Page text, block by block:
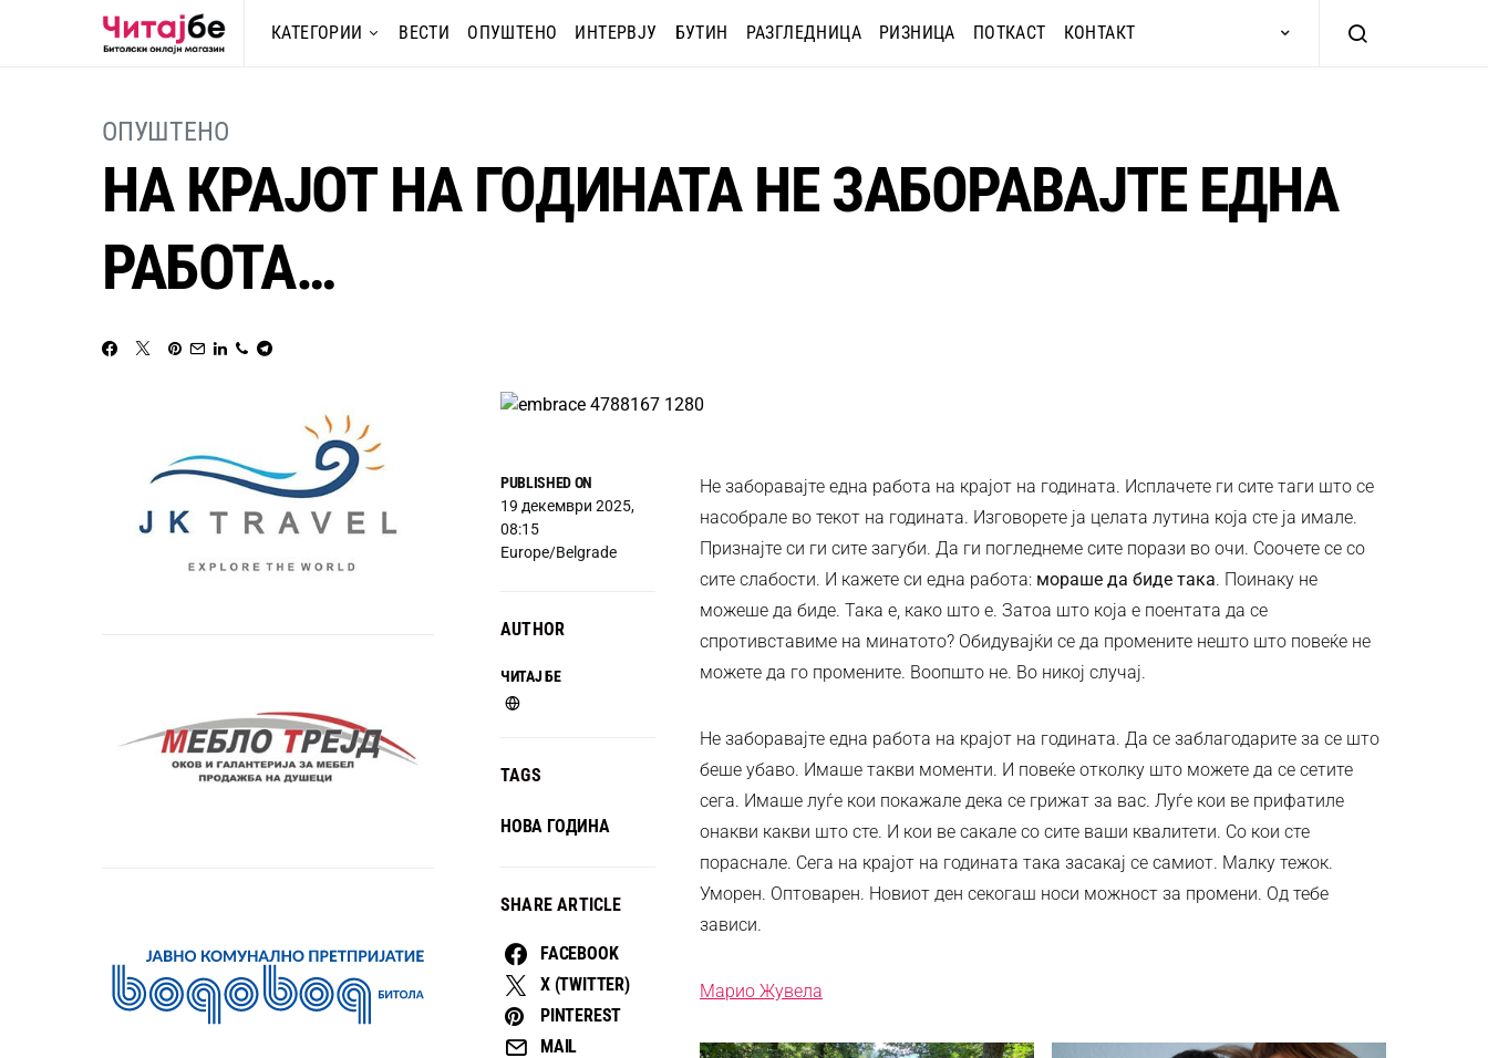
КАТЕГОРИИ ВЕСТИ ОПУШТЕНО ИНТЕРВЈУ БУТИН РАЗГЛЕДНИЦА РИЗНИЦА ПОТКАСТ КОНТАКТ
ОПУШТЕНО
НА КРАЈОТ НА ГОДИНАТА НЕ ЗАБОРАВАЈТЕ ЕДНА
РАБОТА…
PUBLISHED ON
19 декември 2025,
08:15
Europe/Belgrade
AUTHOR
ЧИТАЈ БЕ
TAGS
НОВА ГОДИНА
SHARE ARTICLE
FACEBOOK
X (TWITTER)
PINTEREST
MAIL
Не заборавајте една работа на крајот на годината. Исплачете ги сите таги што се
насобрале во текот на годината. Изговорете ја целата лутина која сте ја имале.
Признајте си ги сите загуби. Да ги погледнеме сите порази во очи. Соочете се со
сите слабости. И кажете си една работа: мораше да биде така. Поинаку не
можеше да биде. Така е, како што е. Затоа што која е поентата да се
спротивставиме на минатото? Обидувајќи се да промените нешто што повеќе не
можете да го промените. Воопшто не. Во никој случај.
Не заборавајте една работа на крајот на годината. Да се ​​заблагодарите за се што
беше убаво. Имаше такви моменти. И повеќе отколку што можете да се сетите
сега. Имаше луѓе кои покажале дека се грижат за вас. Луѓе кои ве прифатиле
онакви какви што сте. И кои ве сакале со сите ваши квалитети. Со кои сте
пораснале. Сега на крајот на годината така засакај се самиот. Малку тежок.
Уморен. Оптоварен. Новиот ден секогаш носи можност за промени. Од тебе
зависи.
Марио Жувела